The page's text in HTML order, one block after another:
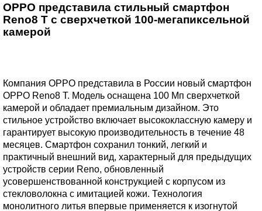
OPPO представила стильный смартфон
Reno8 T с сверхчеткой 100-мегапиксельной
камерой
Компания OPPO представила в России новый смартфон
OPPO Reno8 T. Модель оснащена 100 Мп сверхчеткой
камерой и обладает премиальным дизайном. Это
стильное устройство включает высококлассную камеру и
гарантирует высокую производительность в течение 48
месяцев. Смартфон сохранил тонкий, легкий и
практичный внешний вид, характерный для предыдущих
устройств серии Reno, обновленный
усовершенствованной конструкцией c корпусом из
стекловолокна с имитацией кожи. Технология
монолитного литья впервые применяется к изогнутой